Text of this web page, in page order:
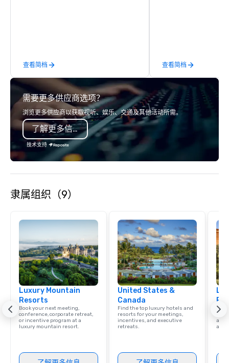
查看简档
years of industry
commitment to
service set us apart.
smart, reliable
make the end-user
seamless from start to
查看简档
需要更多供应商选项？
浏览更多供应商以获取视听、娱乐、交通及其他活动所需。
了解更多信息
技术支持
隶属组织（9）
Luxury Mountain
Resorts
Book your next meeting,
conference, corporate retreat,
or incentive program at a
luxury mountain resort.
United States &
Canada
Find the top luxury hotels and
resorts for your meetings,
incentives, and executive
retreats.
with
and